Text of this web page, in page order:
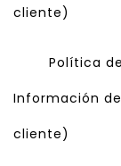
cliente)
Política
Información
cliente)